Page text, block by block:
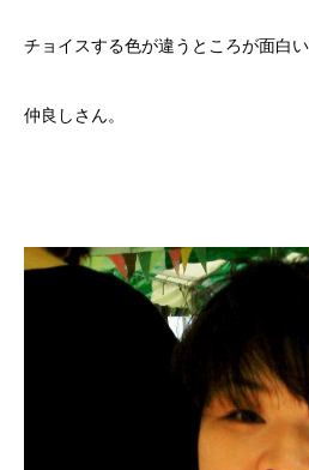
チョイスする色が違うところが面白い
仲良しさん。